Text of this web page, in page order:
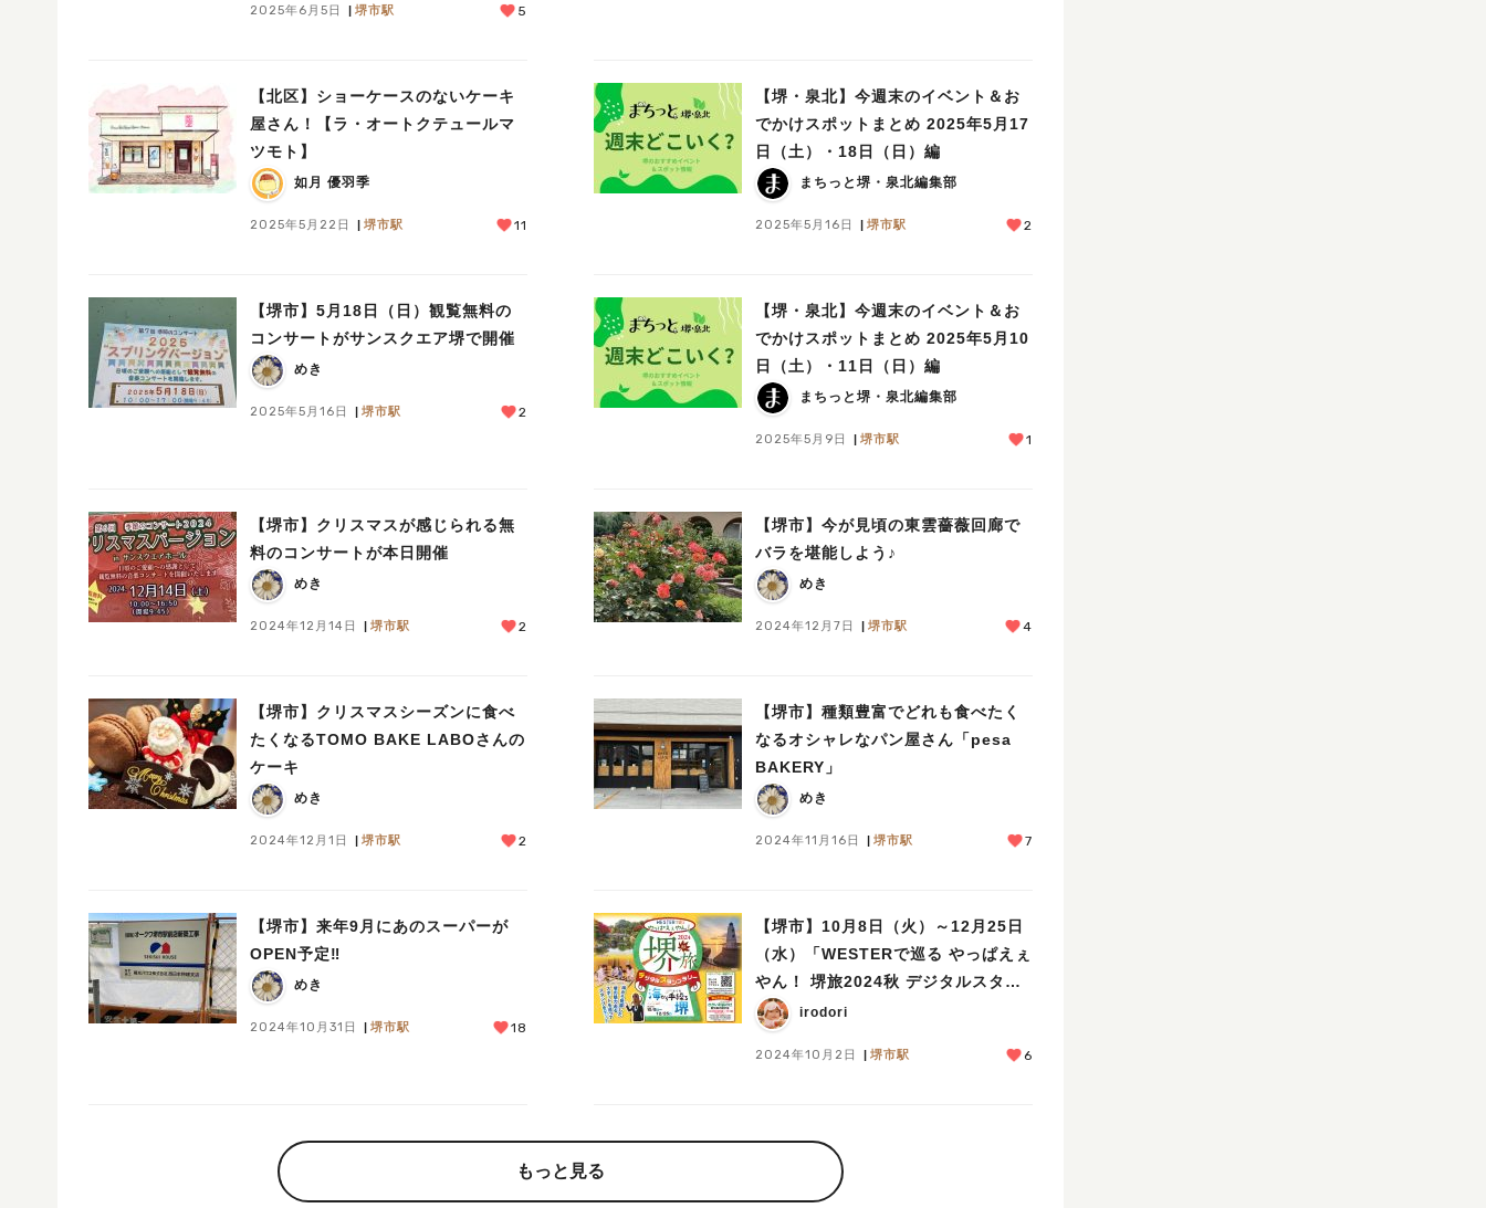
2025年6月5日 堺市駅 5
【北区】ショーケースのないケーキ
屋さん！【ラ・オートクテュールマ
ツモト】
如月 優羽季
2025年5月22日 堺市駅 11
【堺・泉北】今週末のイベント＆お
でかけスポットまとめ 2025年5月17
日（土）・18日（日）編
まちっと堺・泉北編集部
2025年5月16日 堺市駅 2
【堺市】5月18日（日）観覧無料の
コンサートがサンスクエア堺で開催
めき
2025年5月16日 堺市駅 2
【堺・泉北】今週末のイベント＆お
でかけスポットまとめ 2025年5月10
日（土）・11日（日）編
まちっと堺・泉北編集部
2025年5月9日 堺市駅 1
【堺市】クリスマスが感じられる無
料のコンサートが本日開催
めき
2024年12月14日 堺市駅 2
【堺市】今が見頃の東雲薔薇回廊で
バラを堪能しよう♪
めき
2024年12月7日 堺市駅 4
【堺市】クリスマスシーズンに食べ
たくなるTOMO BAKE LABOさんの
ケーキ
めき
2024年12月1日 堺市駅 2
【堺市】種類豊富でどれも食べたく
なるオシャレなパン屋さん「pesa
BAKERY」
めき
2024年11月16日 堺市駅 7
【堺市】来年9月にあのスーパーが
OPEN予定‼︎
めき
2024年10月31日 堺市駅 18
【堺市】10月8日（火）～12月25日
（水）「WESTERで巡る やっぱえぇ
やん！ 堺旅2024秋 デジタルスタン
プラリー」開催
irodori
2024年10月2日 堺市駅 6
もっと見る